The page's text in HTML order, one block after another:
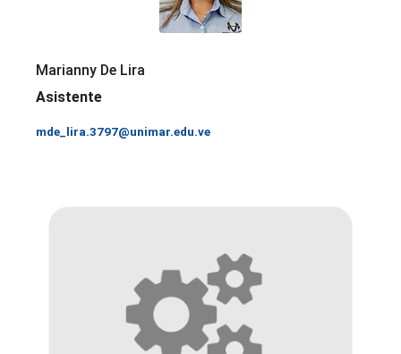
Marianny De Lira
Asistente
mde_lira.3797@unimar.edu.ve